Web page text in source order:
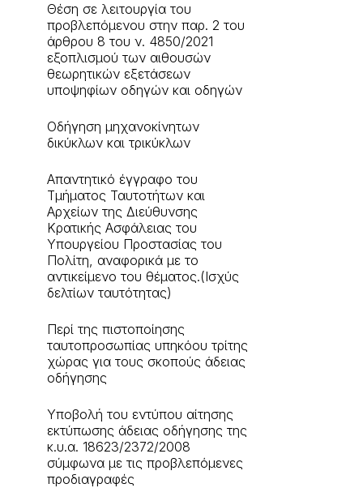
Θέση σε λειτουργία του
προβλεπόμενου στην παρ. 2 του
άρθρου 8 του ν. 4850/2021
εξοπλισμού των αιθουσών
θεωρητικών εξετάσεων
υποψηφίων οδηγών και οδηγών
Οδήγηση μηχανοκίνητων
δικύκλων και τρικύκλων
Aπαντητικό έγγραφο του
Τμήματος Ταυτοτήτων και
Αρχείων της Διεύθυνσης
Κρατικής Ασφάλειας του
Υπουργείου Προστασίας του
Πολίτη, αναφορικά με το
αντικείμενο του θέματος.(Ισχύς
δελτίων ταυτότητας)
Περί της πιστοποίησης
ταυτοπροσωπίας υπηκόου τρίτης
χώρας για τους σκοπούς άδειας
οδήγησης
Υποβολή του εντύπου αίτησης
εκτύπωσης άδειας οδήγησης της
κ.υ.α. 18623/2372/2008
σύμφωνα με τις προβλεπόμενες
προδιαγραφές